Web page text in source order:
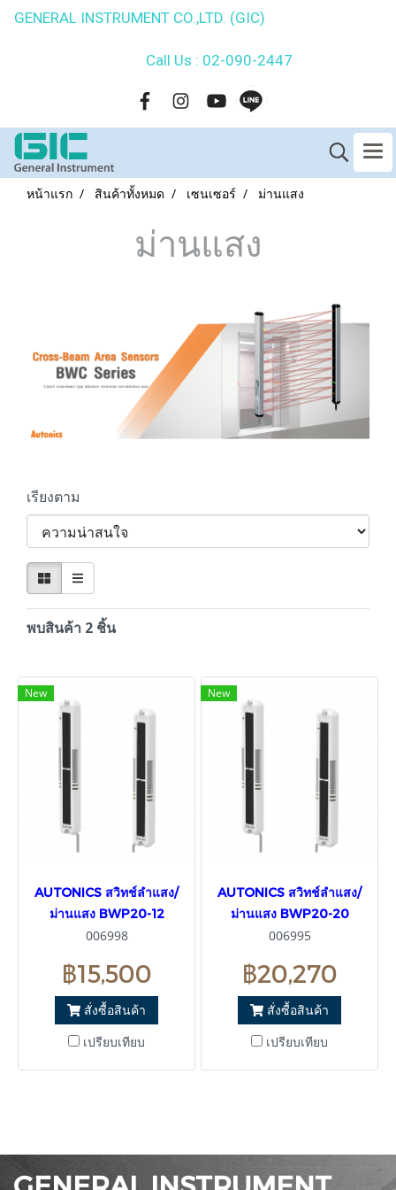
GENERAL INSTRUMENT CO.,LTD. (GIC)
Call Us : 02-090-2447
หน้าแรก สินค้าทั้งหมด เซนเซอร์ ม่านแสง
ม่านแสง
เรียงตาม
พบสินค้า 2 ชิ้น
New
AUTONICS สวิทช์ลำแสง/
ม่านแสง BWP20-12
006998
฿15,500
สั่งซื้อสินค้า
เปรียบเทียบ
New
AUTONICS สวิทช์ลำแสง/
ม่านแสง BWP20-20
006995
฿20,270
สั่งซื้อสินค้า
เปรียบเทียบ